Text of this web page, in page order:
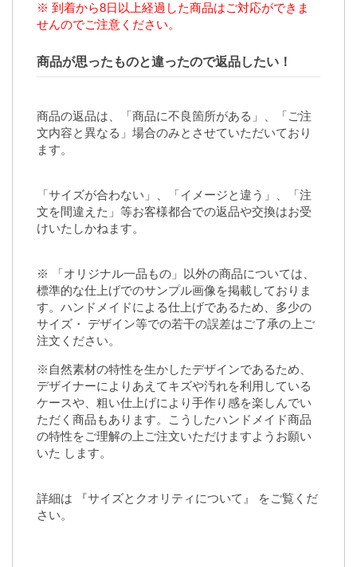
※ 到着から8日以上経過した商品はご対応ができま
せんのでご注意ください。
商品が思ったものと違ったので返品したい！
商品の返品は、「商品に不良箇所がある」、「ご注
文内容と異なる」場合のみとさせていただいており
ます。
「サイズが合わない」、「イメージと違う」、「注
文を間違えた」等お客様都合での返品や交換はお受
けいたしかねます。
※ 「オリジナル一品もの」以外の商品については、
標準的な仕上げでのサンプル画像を掲載しておりま
す。ハンドメイドによる仕上げであるため、多少の
サイズ・ デザイン等での若干の誤差はご了承の上ご
注文ください。
※自然素材の特性を生かしたデザインであるため、
デザイナーによりあえてキズや汚れを利用している
ケースや、粗い仕上げにより手作り感を楽しんでい
ただく商品もあります。こうしたハンドメイド商品
の特性をご理解の上ご注文いただけますようお願い
いた します。
詳細は 『サイズとクオリティについて』
をご覧くだ
さい。